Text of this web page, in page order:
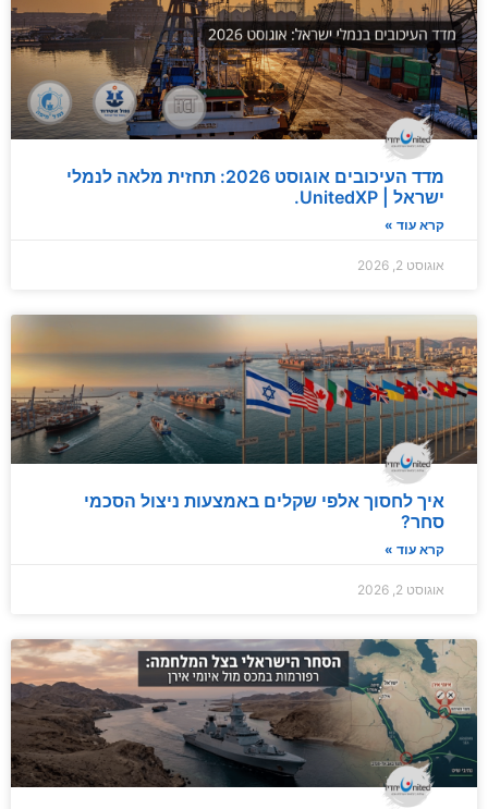
מדד העיכובים אוגוסט 2026: תחזית מלאה לנמלי
ישראל | UnitedXP.
קרא עוד »
אוגוסט 2, 2026
איך לחסוך אלפי שקלים באמצעות ניצול הסכמי
סחר?
קרא עוד »
אוגוסט 2, 2026